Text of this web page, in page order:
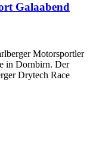
Galaabend
Motorsportler
in Dornbirn. Der
Drytech Race